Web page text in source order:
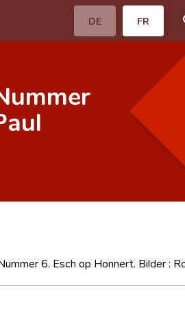
DE FR
6. Esch op Honnert. Bilder :